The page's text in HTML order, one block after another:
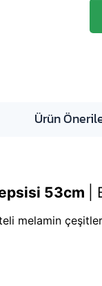
Ürün
53cm
melamin